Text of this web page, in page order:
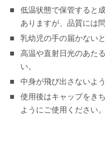
低温状態で保管すると
ありますが、品質には
乳幼児の手の届かない
高温や直射日光のあた
い。
中身が飛び出さないよ
使用後はキャップをき
ようにご使用ください。